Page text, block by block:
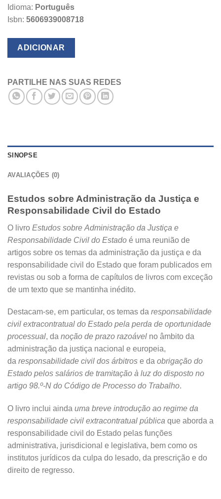
Idioma: Português
Isbn: 5606939008718
ADICIONAR
PARTILHE NAS SUAS REDES
SINOPSE
AVALIAÇÕES (0)
Estudos sobre Administração da Justiça e
Responsabilidade Civil do Estado
O livro Estudos sobre Administração da Justiça e
Responsabilidade Civil do Estado é uma reunião de
artigos sobre os temas da administração da justiça e da
responsabilidade civil do Estado que foram publicados em
revistas ou sob a forma de capítulos de livros com exceção
de um texto que se mantinha inédito.
Destacam-se, em particular, os temas da responsabilidade
civil extracontratual do Estado pela perda de oportunidade
processual, da noção de prazo razoável no âmbito da
administração da justiça nacional e europeia,
da responsabilidade civil dos árbitros e da obrigação do
Estado pelos salários de tramitação à luz do disposto no
artigo 98.º-N do Código de Processo do Trabalho.
O livro inclui ainda uma breve introdução ao regime da
responsabilidade civil extracontratual pública que aborda a
responsabilidade civil do Estado pelas funções
administrativa, jurisdicional e legislativa, bem como os
institutos jurídicos da culpa do lesado, da prescrição e do
direito de regresso.